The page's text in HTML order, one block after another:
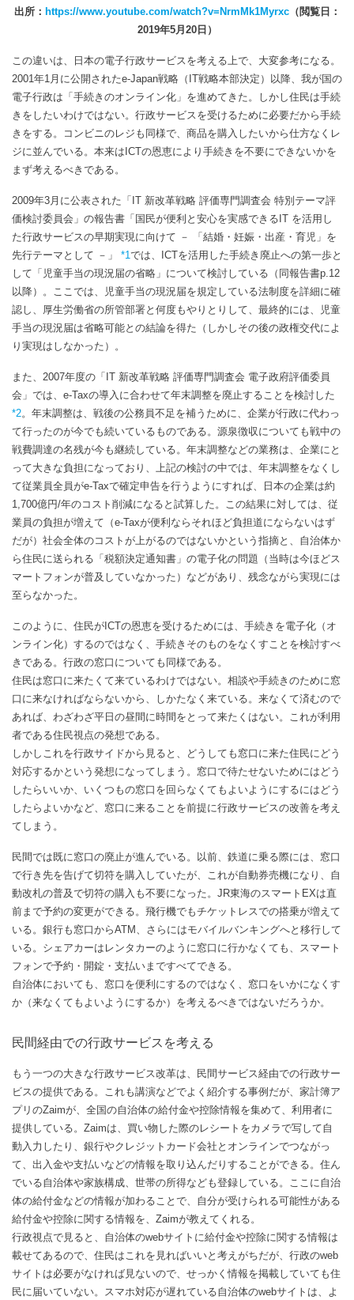
出所： https://www.youtube.com/watch?v=NrmMk1Myrxc（閲覧日：
2019年5月20日）
この違いは、日本の電子行政サービスを考える上で、大変参考になる。
2001年1月に公開されたe-Japan戦略（IT戦略本部決定）以降、我が国の
電子行政は「手続きのオンライン化」を進めてきた。しかし住民は手続
きをしたいわけではない。行政サービスを受けるために必要だから手続
きをする。コンビニのレジも同様で、商品を購入したいから仕方なくレ
ジに並んでいる。本来はICTの恩恵により手続きを不要にできないかを
まず考えるべきである。
2009年3月に公表された「IT 新改革戦略 評価専門調査会 特別テーマ評
価検討委員会」の報告書「国民が便利と安心を実感できるIT を活用し
た行政サービスの早期実現に向けて － 「結婚・妊娠・出産・育児」を
先行テーマとして －」 *1では、ICTを活用した手続き廃止への第一歩と
して「児童手当の現況届の省略」について検討している（同報告書p.12
以降）。ここでは、児童手当の現況届を規定している法制度を詳細に確
認し、厚生労働省の所管部署と何度もやりとりして、最終的には、児童
手当の現況届は省略可能との結論を得た（しかしその後の政権交代によ
り実現はしなかった）。
また、2007年度の「IT 新改革戦略 評価専門調査会 電子政府評価委員
会」では、e-Taxの導入に合わせて年末調整を廃止することを検討した
*2。年末調整は、戦後の公務員不足を補うために、企業が行政に代わっ
て行ったのが今でも続いているものである。源泉徴収についても戦中の
戦費調達の名残が今も継続している。年末調整などの業務は、企業にと
って大きな負担になっており、上記の検討の中では、年末調整をなくし
て従業員全員がe-Taxで確定申告を行うようにすれば、日本の企業は約
1,700億円/年のコスト削減になると試算した。この結果に対しては、従
業員の負担が増えて（e-Taxが便利ならそれほど負担道にならないはず
だが）社会全体のコストが上がるのではないかという指摘と、自治体か
ら住民に送られる「税額決定通知書」の電子化の問題（当時は今ほどス
マートフォンが普及していなかった）などがあり、残念ながら実現には
至らなかった。
このように、住民がICTの恩恵を受けるためには、手続きを電子化（オ
ンライン化）するのではなく、手続きそのものをなくすことを検討すべ
きである。行政の窓口についても同様である。
住民は窓口に来たくて来ているわけではない。相談や手続きのために窓
口に来なければならないから、しかたなく来ている。来なくて済むので
あれば、わざわざ平日の昼間に時間をとって来たくはない。これが利用
者である住民視点の発想である。
しかしこれを行政サイドから見ると、どうしても窓口に来た住民にどう
対応するかという発想になってしまう。窓口で待たせないためにはどう
したらいいか、いくつもの窓口を回らなくてもよいようにするにはどう
したらよいかなど、窓口に来ることを前提に行政サービスの改善を考え
てしまう。
民間では既に窓口の廃止が進んでいる。以前、鉄道に乗る際には、窓口
で行き先を告げて切符を購入していたが、これが自動券売機になり、自
動改札の普及で切符の購入も不要になった。JR東海のスマートEXは直
前まで予約の変更ができる。飛行機でもチケットレスでの搭乗が増えて
いる。銀行も窓口からATM、さらにはモバイルバンキングへと移行して
いる。シェアカーはレンタカーのように窓口に行かなくても、スマート
フォンで予約・開錠・支払いまですべてできる。
自治体においても、窓口を便利にするのではなく、窓口をいかになくす
か（来なくてもよいようにするか）を考えるべきではないだろうか。
民間経由での行政サービスを考える
もう一つの大きな行政サービス改革は、民間サービス経由での行政サー
ビスの提供である。これも講演などでよく紹介する事例だが、家計簿ア
プリのZaimが、全国の自治体の給付金や控除情報を集めて、利用者に
提供している。Zaimは、買い物した際のレシートをカメラで写して自
動入力したり、銀行やクレジットカード会社とオンラインでつながっ
て、出入金や支払いなどの情報を取り込んだりすることができる。住ん
でいる自治体や家族構成、世帯の所得なども登録している。ここに自治
体の給付金などの情報が加わることで、自分が受けられる可能性がある
給付金や控除に関する情報を、Zaimが教えてくれる。
行政視点で見ると、自治体のwebサイトに給付金や控除に関する情報は
載せてあるので、住民はこれを見ればいいと考えがちだが、行政のweb
サイトは必要がなければ見ないので、せっかく情報を掲載していても住
民に届いていない。スマホ対応が遅れている自治体のwebサイトは、よ